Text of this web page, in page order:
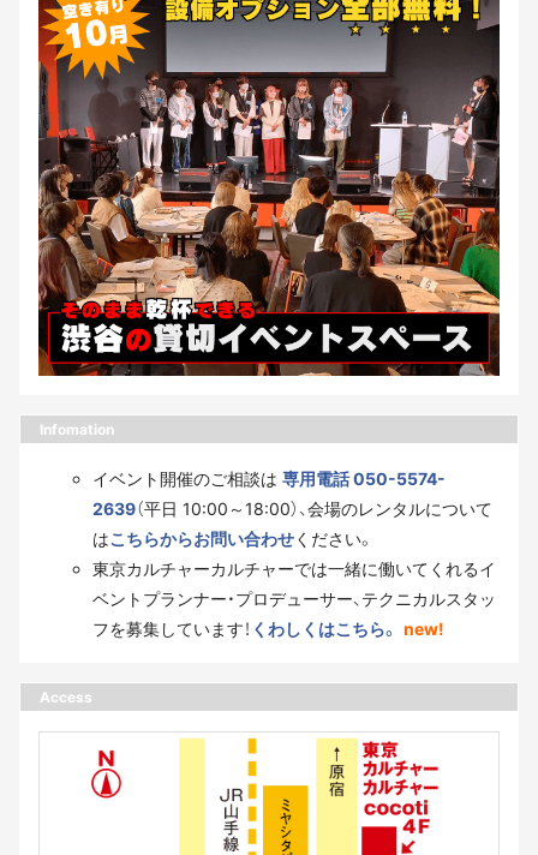
Infomation
イベント開催のご相談は 専用電話 050-5574-
2639（平日 10:00～18:00）、会場のレンタルについて
はこちらからお問い合わせください。
東京カルチャーカルチャーでは一緒に働いてくれるイ
ベントプランナー・プロデューサー、テクニカルスタッ
フを募集しています！ くわしくはこちら。 new!
Access